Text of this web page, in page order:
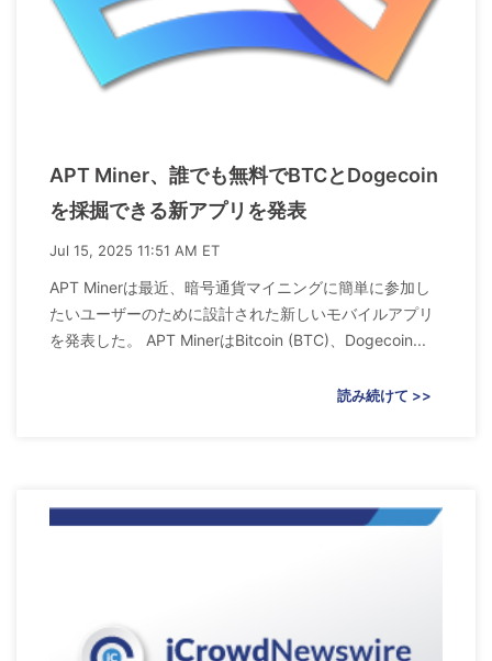
APT Miner、誰でも無料でBTCとDogecoin
を採掘できる新アプリを発表
Jul 15, 2025 11:51 AM ET
APT Minerは最近、暗号通貨マイニングに簡単に参加し
たいユーザーのために設計された新しいモバイルアプリ
を発表した。 APT MinerはBitcoin (BTC)、Dogecoin...
読み続けて >>